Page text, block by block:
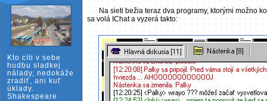
Kto cíti v sebe
hudbu sladkej
nálady, nedokáže
zradiť, ani kuť
úklady.
Shakespeare
Na sieti bežia teraz dva programy, ktorými možno
sa volá IChat a vyzerá takto: